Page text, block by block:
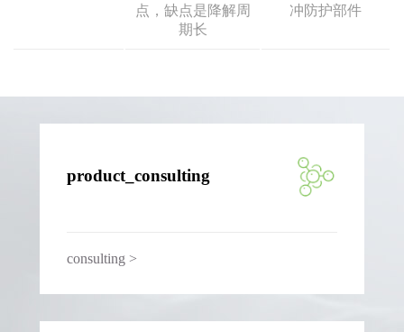
点，缺点是降解周
期长
冲防护部件
product_consulting
consulting >